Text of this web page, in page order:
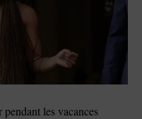
les vacances